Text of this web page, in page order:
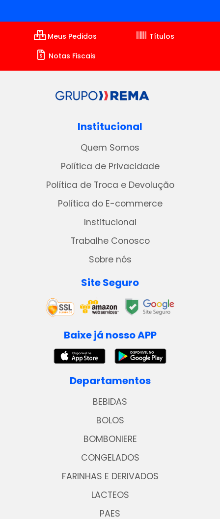
Meus Pedidos
Títulos
Notas Fiscais
Institucional
Quem Somos
Política de Privacidade
Política de Troca e Devolução
Política do E-commerce
Institucional
Trabalhe Conosco
Sobre nós
Site Seguro
Baixe já nosso APP
Departamentos
BEBIDAS
BOLOS
BOMBONIERE
CONGELADOS
FARINHAS E DERIVADOS
LACTEOS
PAES